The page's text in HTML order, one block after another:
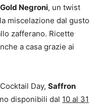
Gold Negroni, un twist
miscelazione dal gusto
zafferano. Ricette
a casa grazie ai
Day, Saffron
disponibili dal 10 al 31